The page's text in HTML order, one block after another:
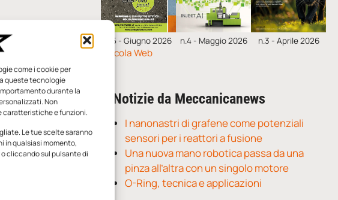
come i cookie per
queste tecnologie
durante la
Non
caratteristiche e funzioni.
Le tue scelte saranno
in qualsiasi momento,
cliccando sul pulsante di
n.5 - Giugno 2026 n.4 - Maggio 2026 n.3 - Aprile 2026
Edicola Web
Notizie da Meccanicanews
I nanonastri di grafene come potenziali
sensori per i reattori a fusione
Una nuova mano robotica passa da una
pinza all’altra con un singolo motore
O-Ring, tecnica e applicazioni